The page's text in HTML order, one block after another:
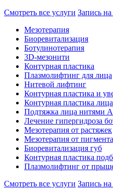
Смотреть все услуги Запись
Мезотерапия
Биоревитализация
Ботулинотерапия
3D-мезонити
Контурная пластика
Плазмолифтинг для лица
Нитевой лифтинг
Контурная пластика и
Контурная пластика лица
Подтяжка лица нитями
Лечение гипергидроза
Мезотерапия от растяжек
Мезотерапия от
Биоревитализация губ
Контурная пластика
Плазмолифтинг от
Смотреть все услуги Запись